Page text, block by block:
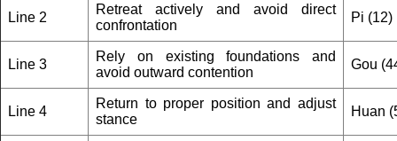
Line 2
Retreat actively and avoid direct
confrontation
Pi (12)
Line 3
Rely on existing foundations and
avoid outward contention
Gou
Line 4
Return to proper position and adjust
stance
Huan